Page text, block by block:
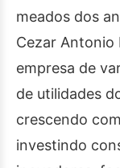
meados dos
Cezar Antonio
empresa de
de utilidades
crescendo
investindo